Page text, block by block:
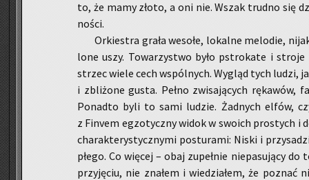
to, że mamy złoto, a oni nie. Wszak trud­no się
no­ści.
Or­kie­stra grała we­so­łe, lo­kal­ne me­lo­die,
lo­ne uszy. To­wa­rzy­stwo było pstro­ka­te i
strzec wiele cech wspól­nych. Wy­gląd tych ludzi,
i zbli­żo­ne gusta. Pełno zwi­sa­ją­cych rę­ka­wów,
Po­nad­to byli to sami lu­dzie. Żad­nych elfów,
z Fi­nvem eg­zo­tycz­ny widok w swo­ich pro­stych i
cha­rak­te­ry­stycz­ny­mi po­stu­ra­mi: Niski i
płe­go. Co wię­cej – obaj zu­peł­nie nie­pa­su­ją­cy
przy­ję­ciu, nie zna­łem i wie­dzia­łem, że po­znać